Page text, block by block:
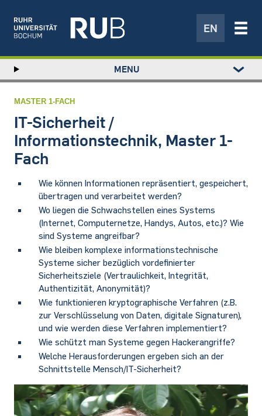
EN
STUDIUM
FORSCHUNG
TRANSFER
NEWS
ÜBER UNS
EINRICHTUNGEN
Left
study
menu
MENU
MASTER 1-FACH
IT-Sicherheit /
Informationstechnik, Master 1-
Fach
Wie können Informationen repräsentiert, gespeichert,
übertragen und verarbeitet werden?
Wo liegen die Schwachstellen eines Systems
(Internet, Computernetze, Handys, Autos, etc.)? Wie
sind Systeme angreifbar?
Wie bleiben komplexe informationstechnische
Systeme sicher bezüglich vordefinierter
Sicherheitsziele (Vertraulichkeit, Integrität,
Authentizität, Anonymität)?
Wie funktionieren kryptographische Verfahren (z.B.
zur Verschlüsselung von Daten, digitale Signaturen),
und wie werden diese Verfahren implementiert?
Wie schützt man Systeme gegen Hackerangriffe?
Welche Herausforderungen ergeben sich an der
Schnittstelle Mensch/IT-Sicherheit?